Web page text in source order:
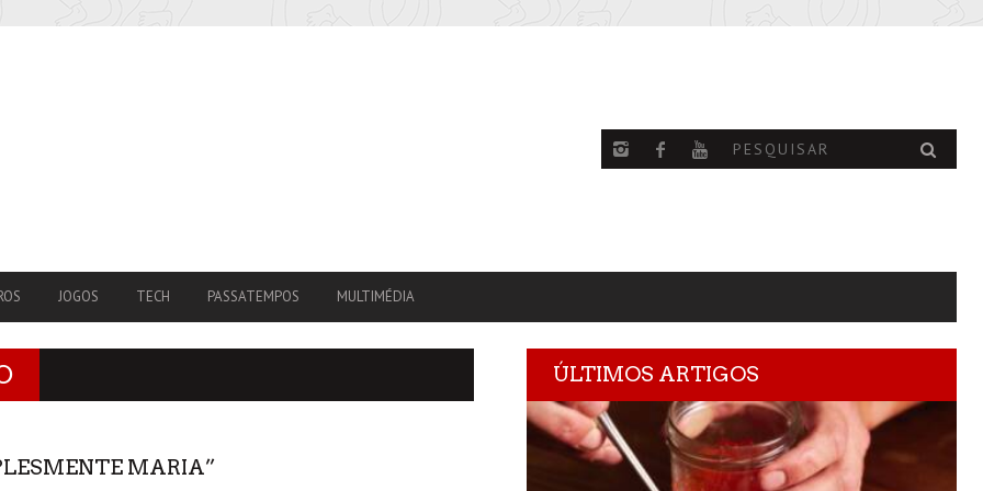
JOGOS TECH PASSATEMPOS MULTIMÉDIA
MARIA”
ÚLTIMOS ARTIGOS